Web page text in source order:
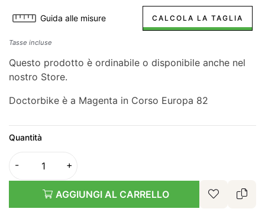
Guida alle misure CALCOLA LA TAGLIA
Tasse incluse
Questo prodotto è ordinabile o disponibile anche nel
nostro Store.
Doctorbike è a Magenta in Corso Europa 82
Quantità
AGGIUNGI AL CARRELLO